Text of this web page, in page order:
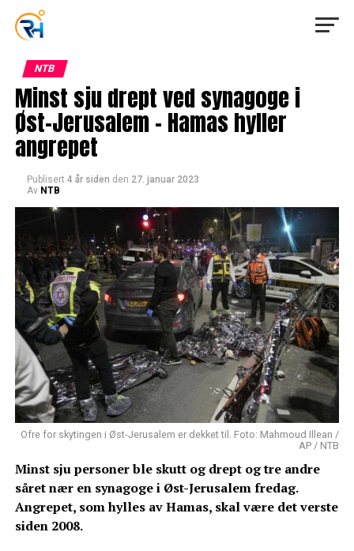
NTB
Minst sju drept ved synagoge i
Øst-Jerusalem – Hamas hyller
angrepet
Publisert 4 år siden den 27. januar 2023
Av NTB
Ofre for skytingen i Øst-Jerusalem er dekket til. Foto: Mahmoud Illean /
AP / NTB
Minst sju personer ble skutt og drept og tre andre
såret nær en synagoge i Øst-Jerusalem fredag.
Angrepet, som hylles av Hamas, skal være det verste
siden 2008.